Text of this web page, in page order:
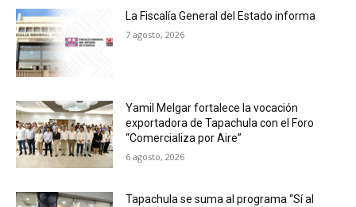
La Fiscalía General del Estado informa
7 agosto, 2026
Yamil Melgar fortalece la vocación
exportadora de Tapachula con el Foro
“Comercializa por Aire”
6 agosto, 2026
Tapachula se suma al programa “Sí al